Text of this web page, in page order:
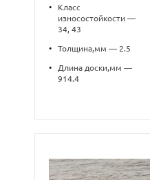
•
Класс
износостойкости —
34, 43
• Толщина,мм — 2.5
•
Длина доски,мм —
914.4